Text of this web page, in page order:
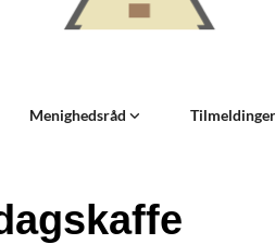
Menighedsråd Tilmeldinger